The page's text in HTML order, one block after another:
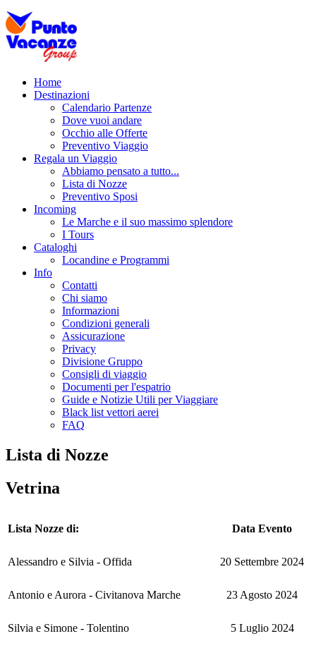
Home
Destinazioni
Calendario Partenze
Dove vuoi andare
Occhio alle Offerte
Preventivo Viaggio
Regala un Viaggio
Abbiamo pensato a tutto...
Lista di Nozze
Preventivo Sposi
Incoming
Le Marche e il suo massimo splendore
I Tours
Cataloghi
Locandine e Programmi
Info
Contatti
Chi siamo
Informazioni
Condizioni generali
Assicurazione
Privacy
Divisione Gruppo
Consigli di viaggio
Documenti per l'espatrio
Guide e Notizie Utili per Viaggiare
Black list vettori aerei
FAQ
Lista di Nozze
Vetrina
Lista Nozze di: Data Evento
Alessandro e Silvia - Offida 20 Settembre 2024
Antonio e Aurora - Civitanova Marche 23 Agosto 2024
Silvia e Simone - Tolentino 5 Luglio 2024